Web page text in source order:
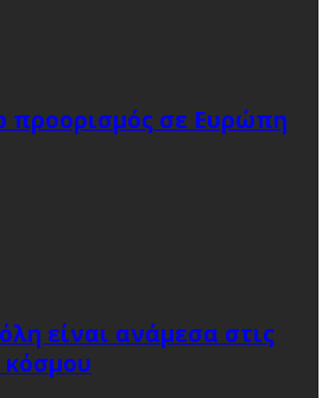
προορισμός σε Ευρώπη
είναι ανάμεσα στις
κόσμου